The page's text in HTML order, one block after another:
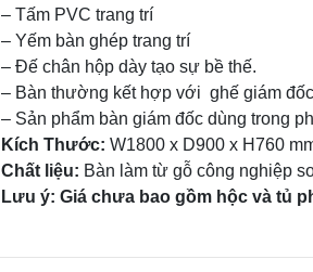
– Tấm PVC trang trí
– Yếm bàn ghép trang trí
– Đế chân hộp dày tạo sự bề thế.
– Bàn thường kết hợp với ghế giám
– Sản phẩm bàn giám đốc dùng trong
Kích Thước: W1800 x D900 x H760
Chất liệu: Bàn làm từ gỗ công nghiệp
Lưu ý: Giá chưa bao gồm hộc và tủ